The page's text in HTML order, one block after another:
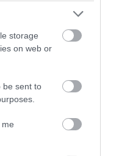
storage
on web or
be sent to
είναι θεμιτός.
είναι η
από
από
από
είναι να